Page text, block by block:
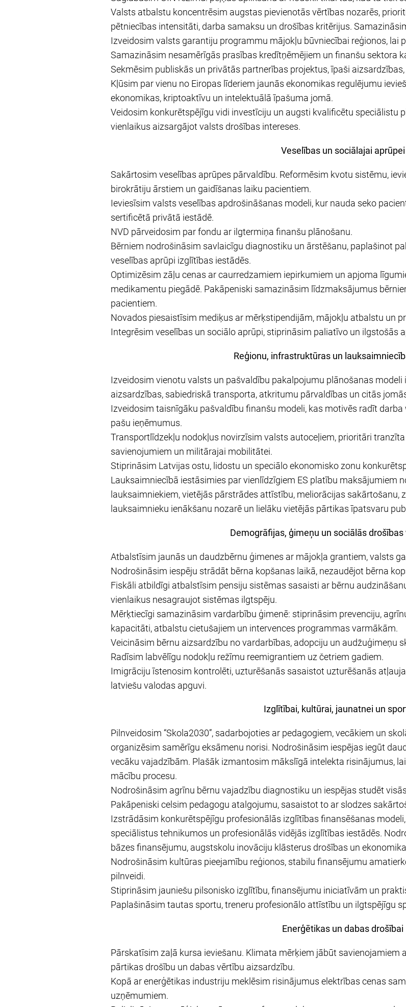
Valsts atbalstu koncentrēsim augstas pievienotās vērtības nozarēs,
pētniecības intensitāti, darba samaksu un drošības kritērijus.
Izveidosim valsts garantiju programmu mājokļu būvniecībai reģionos, lai
Samazināsim nesamērīgās prasības kredītņēmējiem un finanšu sektora
Sekmēsim publiskās un privātās partnerības projektus, īpaši
Kļūsim par vienu no Eiropas līderiem jaunās ekonomikas regulējumu
ekonomikas, kriptoaktīvu un intelektuālā īpašuma jomā.
Veidosim konkurētspējīgu vidi investīciju un augsti kvalificētu speciālistu
vienlaikus aizsargājot valsts drošības intereses.
Veselības un sociālajai aprūpei
Sakārtosim veselības aprūpes pārvaldību. Reformēsim kvotu sistēmu,
birokrātiju ārstiem un gaidīšanas laiku pacientiem.
Ieviesīsim valsts veselības apdrošināšanas modeli, kur nauda seko
sertificētā privātā iestādē.
NVD pārveidosim par fondu ar ilgtermiņa finanšu plānošanu.
Bērniem nodrošināsim savlaicīgu diagnostiku un ārstēšanu, paplašinot
veselības aprūpi izglītības iestādēs.
Optimizēsim zāļu cenas ar caurredzamiem iepirkumiem un apjoma
medikamentu piegādē. Pakāpeniski samazināsim līdzmaksājumus
pacientiem.
Novados piesaistīsim mediķus ar mērķstipendijām, mājokļu atbalstu un
Integrēsim veselības un sociālo aprūpi, stiprināsim paliatīvo un ilgstošās
Reģionu, infrastruktūras un
Izveidosim vienotu valsts un pašvaldību pakalpojumu plānošanas
aizsardzības, sabiedriskā transporta, atkritumu pārvaldības un citās
Izveidosim taisnīgāku pašvaldību finanšu modeli, kas motivēs radīt
pašu ieņēmumus.
Transportlīdzekļu nodokļus novirzīsim valsts autoceļiem, prioritāri
savienojumiem un militārajai mobilitātei.
Stiprināsim Latvijas ostu, lidostu un speciālo ekonomisko zonu
Lauksaimniecībā iestāsimies par vienlīdzīgiem ES platību maksājumiem
lauksaimniekiem, vietējās pārstrādes attīstību, meliorācijas sakārtošanu,
lauksaimnieku ienākšanu nozarē un lielāku vietējās pārtikas īpatsvaru
Demogrāfijas, ģimeņu un sociālās drošības
Atbalstīsim jaunās un daudzbērnu ģimenes ar mājokļa grantiem, valsts
Nodrošināsim iespēju strādāt bērna kopšanas laikā, nezaudējot bērna
Fiskāli atbildīgi atbalstīsim pensiju sistēmas sasaisti ar bērnu
vienlaikus nesagraujot sistēmas ilgtspēju.
Mērķtiecīgi samazināsim vardarbību ģimenē: stiprināsim prevenciju,
kapacitāti, atbalstu cietušajiem un intervences programmas varmākām.
Veicināsim bērnu aizsardzību no vardarbības, adopciju un audžuģimeņu
Radīsim labvēlīgu nodokļu režīmu reemigrantiem uz četriem gadiem.
Imigrāciju īstenosim kontrolēti, uzturēšanās sasaistot uzturēšanās
latviešu valodas apguvi.
Izglītībai, kultūrai, jaunatnei un
Pilnveidosim “Skola2030”, sadarbojoties ar pedagogiem, vecākiem un
organizēsim samērīgu eksāmenu norisi. Nodrošināsim iespējas iegūt
vecāku vajadzībām. Plašāk izmantosim mākslīgā intelekta risinājumus,
mācību procesu.
Nodrošināsim agrīnu bērnu vajadzību diagnostiku un iespējas studēt
Pakāpeniski celsim pedagogu atalgojumu, sasaistot to ar slodzes
Izstrādāsim konkurētspējīgu profesionālās izglītības finansēšanas
speciālistus tehnikumos un profesionālās vidējās izglītības iestādēs.
bāzes finansējumu, augstskolu inovāciju klāsterus drošības un
Nodrošināsim kultūras pieejamību reģionos, stabilu finansējumu
pilnveidi.
Stiprināsim jauniešu pilsonisko izglītību, finansējumu iniciatīvām un
Paplašināsim tautas sportu, treneru profesionālo attīstību un ilgtspējīgu
Enerģētikas un dabas drošībai
Pārskatīsim zaļā kursa ieviešanu. Klimata mērķiem jābūt savienojamiem
pārtikas drošību un dabas vērtību aizsardzību.
Kopā ar enerģētikas industriju meklēsim risinājumus elektrības cenas
uzņēmumiem.